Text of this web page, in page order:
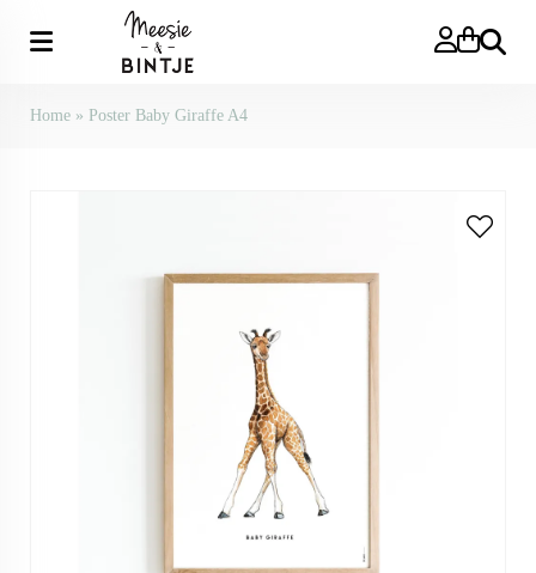
Search
Home » Poster Baby Giraffe A4